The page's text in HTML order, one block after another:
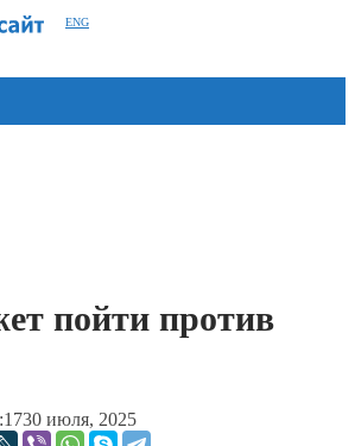
ENG
пойти против
30 июля, 2025